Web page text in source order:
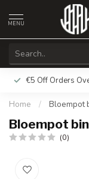
MENU
€5 Off Orders
Home / Bloempot
Bloempot
(0)